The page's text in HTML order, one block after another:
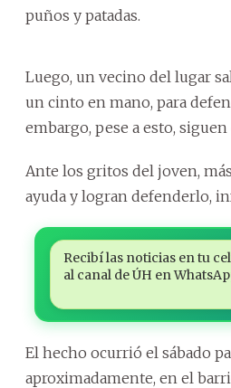
puños y patadas.
Luego, un vecino del lugar
un cinto en mano, para
embargo, pese a esto,
Ante los gritos del joven,
ayuda y logran defenderlo,
Recibí las noticias en tu
al canal de ÚH en
El hecho ocurrió el sábado
aproximadamente, en el